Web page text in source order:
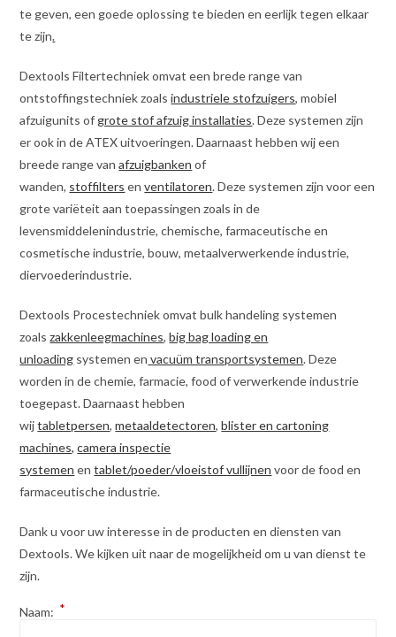
te geven, een goede oplossing te bieden en eerlijk tegen elkaar
te zijn.
Dextools Filtertechniek omvat een brede range van
ontstoffingstechniek zoalsindustriele stofzuigers, mobiel
afzuigunits of grote stof afzuig installaties. Deze systemen zijn
er ook in de ATEX uitvoeringen. Daarnaast hebben wij een
breede range vanafzuigbanken of
wanden, stoffilters enventilatoren. Deze systemen zijn voor een
grote variëteit aan toepassingen zoals in de
levensmiddelenindustrie, chemische, farmaceutische en
cosmetische industrie, bouw, metaalverwerkende industrie,
diervoederindustrie.
Dextools Procestechniek omvat bulk handeling systemen
zoalszakkenleegmachines,big bag loading en
unloading systemen en vacuüm transportsystemen. Deze
worden in de chemie, farmacie, food of verwerkende industrie
toegepast. Daarnaast hebben
wijtabletpersen,metaaldetectoren,blister en cartoning
machines, camera inspectie
systemen entablet/poeder/vloeistof vullijnen voor de food en
farmaceutische industrie.
Dank u voor uw interesse in de producten en diensten van
Dextools. We kijken uit naar de mogelijkheid om u van dienst te
zijn.
Naam: *